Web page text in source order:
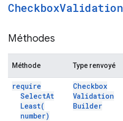
CheckboxValidation
Méthodes
Méthode Type renvoyé
require
SelectAt
Least(
number)
Checkbox
Validation
Builder